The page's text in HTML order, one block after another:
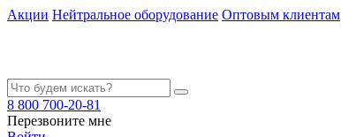
Акции Нейтральное оборудование Оптовым клиентам
8 800 700-20-81
Перезвоните мне